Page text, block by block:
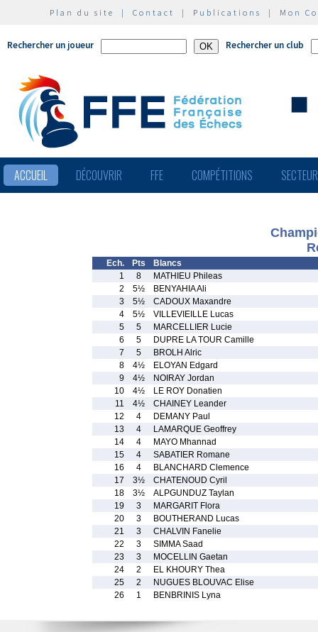
Plan du site | Contact | Publications | Mon
Rechercher un joueur Rechercher un club
ACCUEIL DÉCOUVRIR FFE COMPÉTITIONS
Ech. Pts
Blancs
1
8
MATHIEU Phileas
2
5½
BENYAHIA Ali
3
5½
CADOUX Maxandre
4
5½
VILLEVIEILLE Lucas
5
5
MARCELLIER Lucie
6
5
DUPRE LA TOUR Camille
7
5
BROLH Alric
8
4½
ELOYAN Edgard
9
4½
NOIRAY Jordan
10
4½
LE ROY Donatien
11
4½
CHAINEY Leander
12
4
DEMANY Paul
13
4
LAMARQUE Geoffrey
14
4
MAYO Mhannad
15
4
SABATIER Romane
16
4
BLANCHARD Clemence
17
3½
CHATENOUD Cyril
18
3½
ALPGUNDUZ Taylan
19
3
MARGARIT Flora
20
3
BOUTHERAND Lucas
21
3
CHALVIN Fanelie
22
3
SIMMA Saad
23
3
MOCELLIN Gaetan
24
2
EL KHOURY Thea
25
2
NUGUES BLOUVAC Elise
26
1 BENBRINIS Lyna